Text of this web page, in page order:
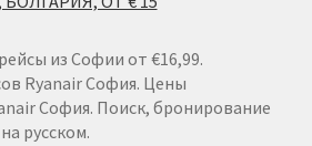
ГДАНЬСК
из Софии от €16,99.
Ryanair София. Цены
София. Поиск, бронирование
русском.